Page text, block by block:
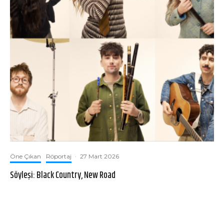
Öne Çıkan Röportaj · 27 Mart 2026
Söyleşi: Black Country, New Road